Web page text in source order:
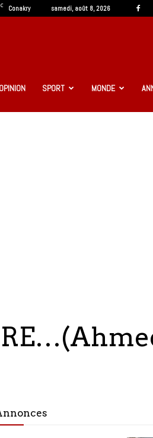
C Conakry samedi, août 8, 2026
OPINION SPORT MONDE